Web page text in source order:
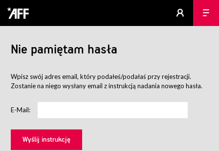
Nie pamiętam hasła
Wpisz swój adres email, który podałeś/podałaś przy rejestracji.
Zostanie na niego wysłany email z instrukcją nadania nowego hasła.
E-Mail: